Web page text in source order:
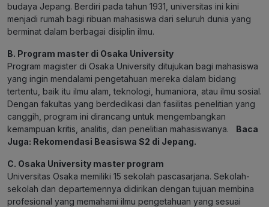
budaya Jepang. Berdiri pada tahun 1931, universitas ini kini
menjadi rumah bagi ribuan mahasiswa dari seluruh dunia yang
berminat dalam berbagai disiplin ilmu.
B. Program master di Osaka University
Program magister di Osaka University ditujukan bagi mahasiswa
yang ingin mendalami pengetahuan mereka dalam bidang
tertentu, baik itu ilmu alam, teknologi, humaniora, atau ilmu sosial.
Dengan fakultas yang berdedikasi dan fasilitas penelitian yang
canggih, program ini dirancang untuk mengembangkan
kemampuan kritis, analitis, dan penelitian mahasiswanya. Baca
Juga: Rekomendasi Beasiswa S2 di Jepang.
C. Osaka University master program
Universitas Osaka memiliki 15 sekolah pascasarjana. Sekolah-
sekolah dan departemennya didirikan dengan tujuan membina
profesional yang memahami ilmu pengetahuan yang sesuai